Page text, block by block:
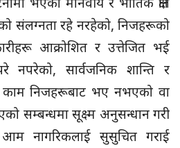
संलग्नता रहे नरहेको, निजहरूको
आक्रोशित र उत्तेजित भई
सार्वजनिक शान्ति र
निजहरूबाट भए नभएको वा
सम्बन्धमा सूक्ष्म अनुसन्धान गरी
नागरिकलाई सुसुचित गराई